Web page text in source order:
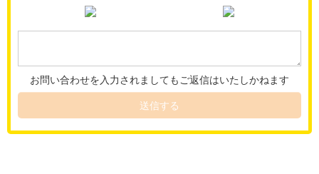
お問い合わせを入力されましてもご返信はいたしかねます
送信する